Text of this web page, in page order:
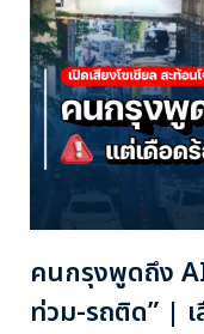
คนกรุงพูดถึง
ท่วม-รถติด” |